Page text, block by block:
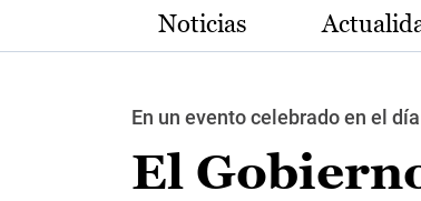
Noticias
En un evento celebrado en el
El